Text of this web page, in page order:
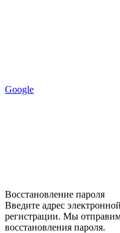
Google
Восстановление пароля
Введите адрес
регистрации. Мы
восстановления пароля.